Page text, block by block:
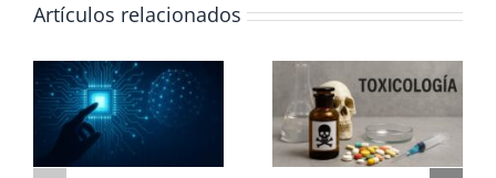
Artículos relacionados